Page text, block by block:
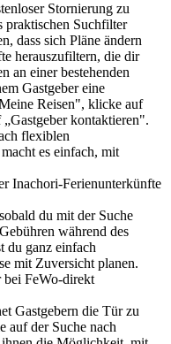
Stornierung zu
praktischen Suchfilter
dass sich Pläne ändern
herauszufiltern, die dir
an einer bestehenden
Gastgeber eine
Reisen", klicke auf
kontaktieren".
flexiblen
es einfach, mit
Inachori-Ferienunterkünfte
du mit der Suche
während des
du ganz einfach
mit Zuversicht planen.
bei FeWo-direkt
Gastgebern die Tür zu
auf der Suche nach